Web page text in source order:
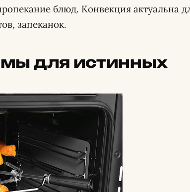
блюд. Конвекция актуальна
запеканок.
для истинных